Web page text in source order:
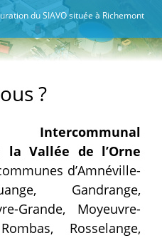
du SIAVO située à Richemont
?
Intercommunal
la Vallée de l’Orne
d’Amnéville-
Gandrange,
Grande, Moyeuvre-
Rosselange,